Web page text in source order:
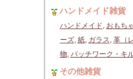
ハンドメイド雑貨
ハンドメイド, おもち
ーズ, 紙, ガラス, 革（
物, パッチワーク・キ
その他雑貨